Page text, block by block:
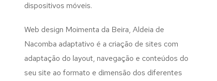
dispositivos móveis.
Web design Moimenta da Beira, Aldeia de
Nacomba adaptativo é a criação de sites com
adaptação do layout, navegação e conteúdos do
seu site ao formato e dimensão dos diferentes